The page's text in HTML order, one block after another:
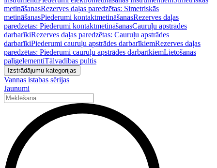
metināšanasRezerves daļas paredzētas: Simetriskās
metināšanasPiederumi kontaktmetināšanasRezerves daļas
paredzētas: Piederumi kontaktmetināšanasCauruļu apstrādes
darbarīkiRezerves daļas paredzētas: Cauruļu apstrādes
darbarīkiPiederumi cauruļu apstrādes darbarīkiemRezerves daļas
paredzētas: Piederumi cauruļu apstrādes darbarīkiemLietošanas
palīgelementiTālvadības pultis
Izstrādājumu kategorijas
Vannas istabas sērijas
Jaunumi